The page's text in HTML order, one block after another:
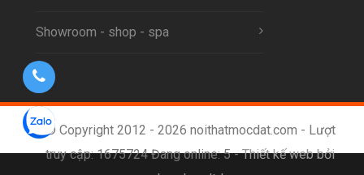
Showroom - shop - spa
© Copyright 2012 - 2026 noithatmocdat.com - Lượt
truy cập: 1675724 Đang online: 5 -Thiết kế web bởi